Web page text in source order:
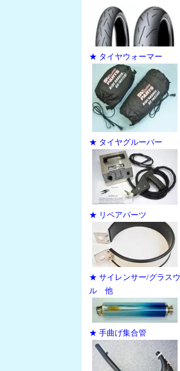
★ タイヤウォーマー
★ タイヤグルーバー
★ リペアパーツ
★ サイレンサー/グラス
ル 他
★ 手曲げ集合管